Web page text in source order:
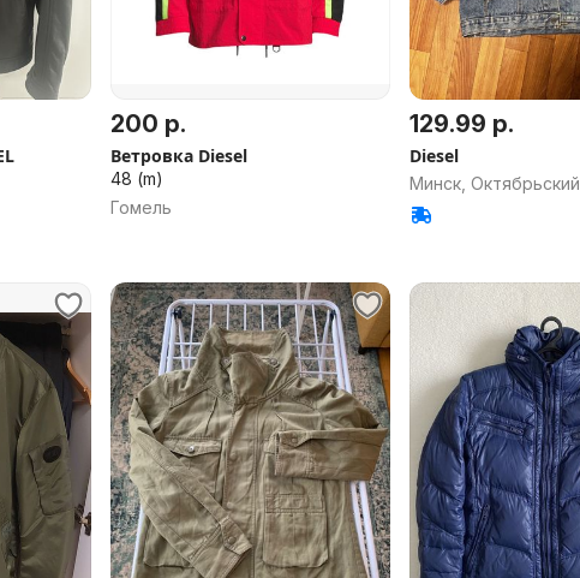
200 р.
Ветровка Diesel
48 (m)
Гомель
129.99 р.
Diesel
Минск, Октябрьский